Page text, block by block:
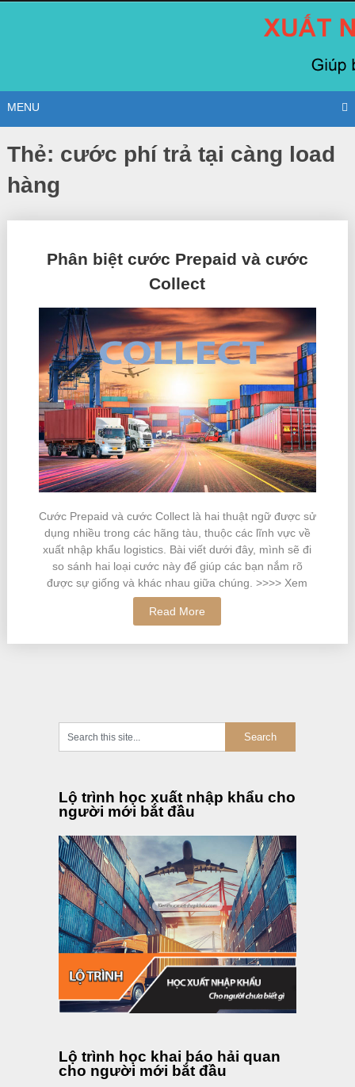
MENU
Thẻ: cước phí trả tại càng load
hàng
Phân biệt cước Prepaid và cước
Collect
Cước Prepaid và cước Collect là hai thuật ngữ được sử
dụng nhiều trong các hãng tàu, thuộc các lĩnh vực về
xuất nhập khẩu logistics. Bài viết dưới đây, mình sẽ đi
so sánh hai loại cước này để giúp các bạn nắm rõ
được sự giống và khác nhau giữa chúng. >>>> Xem
Read More
navigation
Lộ trình học xuất nhập khẩu cho
người mới bắt đầu
Lộ trình học khai báo hải quan
cho người mới bắt đầu